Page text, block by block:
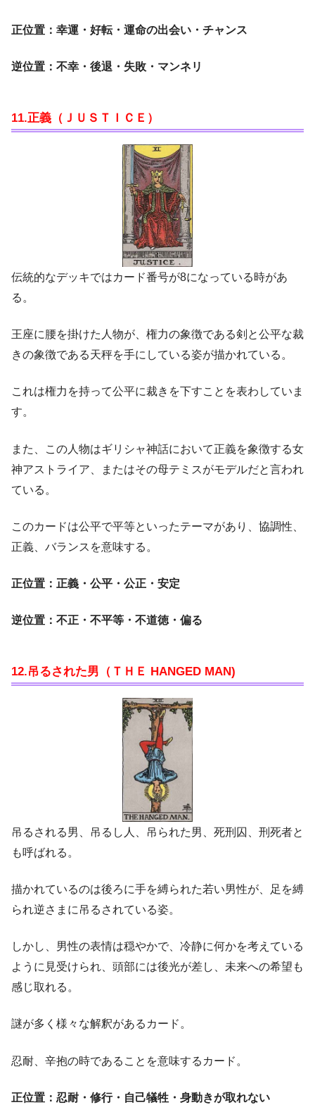
正位置：幸運・好転・運命の出会い・チャンス
逆位置：不幸・後退・失敗・マンネリ
11.正義（ＪＵＳＴＩＣＥ）
伝統的なデッキではカード番号が8になっている時があ
る。
王座に腰を掛けた人物が、権力の象徴である剣と公平な裁
きの象徴である天秤を手にしている姿が描かれている。
これは権力を持って公平に裁きを下すことを表わしていま
す。
また、この人物はギリシャ神話において正義を象徴する女
神アストライア、またはその母テミスがモデルだと言われ
ている。
このカードは公平で平等といったテーマがあり、協調性、
正義、バランスを意味する。
正位置：正義・公平・公正・安定
逆位置：不正・不平等・不道徳・偏る
12.吊るされた男（ＴＨＥ HANGED MAN)
吊るされる男、吊るし人、吊られた男、死刑囚、刑死者と
も呼ばれる。
描かれているのは後ろに手を縛られた若い男性が、足を縛
られ逆さまに吊るされている姿。
しかし、男性の表情は穏やかで、冷静に何かを考えている
ように見受けられ、頭部には後光が差し、未来への希望も
感じ取れる。
謎が多く様々な解釈があるカード。
忍耐、辛抱の時であることを意味するカード。
正位置：忍耐・修行・自己犠牲・身動きが取れない